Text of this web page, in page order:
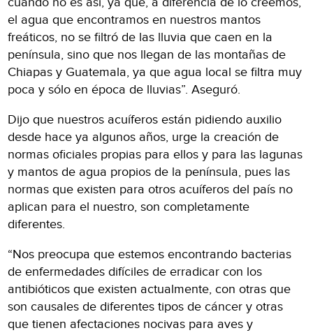
el agua que encontramos en nuestros mantos
freáticos, no se filtró de las lluvia que caen en la
península, sino que nos llegan de las montañas de
Chiapas y Guatemala, ya que agua local se filtra muy
poca y sólo en época de lluvias”. Aseguró.
Dijo que nuestros acuíferos están pidiendo auxilio
desde hace ya algunos años, urge la creación de
normas oficiales propias para ellos y para las lagunas
y mantos de agua propios de la península, pues las
normas que existen para otros acuíferos del país no
aplican para el nuestro, son completamente
diferentes.
“Nos preocupa que estemos encontrando bacterias
de enfermedades difíciles de erradicar con los
antibióticos que existen actualmente, con otras que
son causales de diferentes tipos de cáncer y otras
que tienen afectaciones nocivas para aves y